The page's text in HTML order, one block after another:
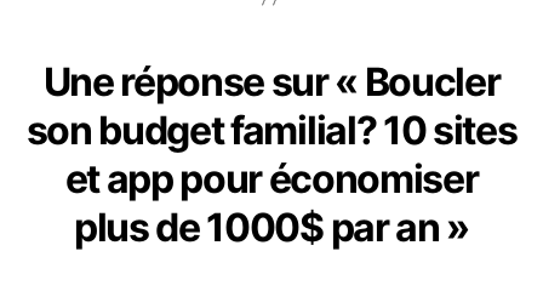
Une réponse sur « Boucler
son budget familial? 10 sites
et app pour économiser
plus de 1000$ par an »